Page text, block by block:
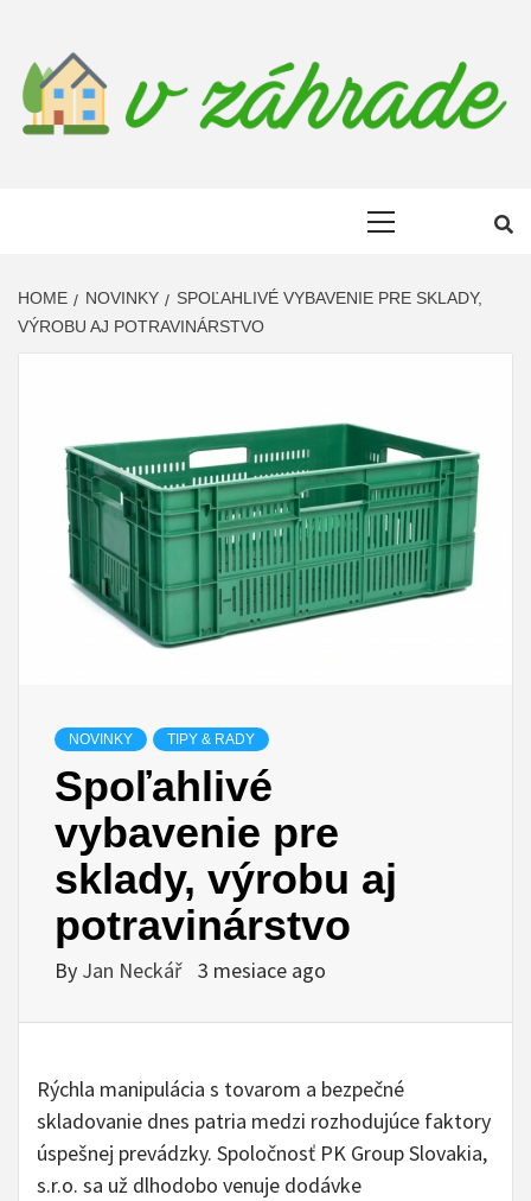
content
ZAHRADE
HOME NOVINKY
SPOĽAHLIVÉ VYBAVENIE PRE SKLADY,
VÝROBU AJ POTRAVINÁRSTVO
NOVINKY TIPY & RADY
Spoľahlivé
vybavenie pre
sklady, výrobu aj
potravinárstvo
By Jan Neckář 3 mesiace ago
Rýchla manipulácia s tovarom a bezpečné
skladovanie dnes patria medzi rozhodujúce faktory
úspešnej prevádzky. Spoločnosť PK Group Slovakia,
s.r.o. sa už dlhodobo venuje dodávke